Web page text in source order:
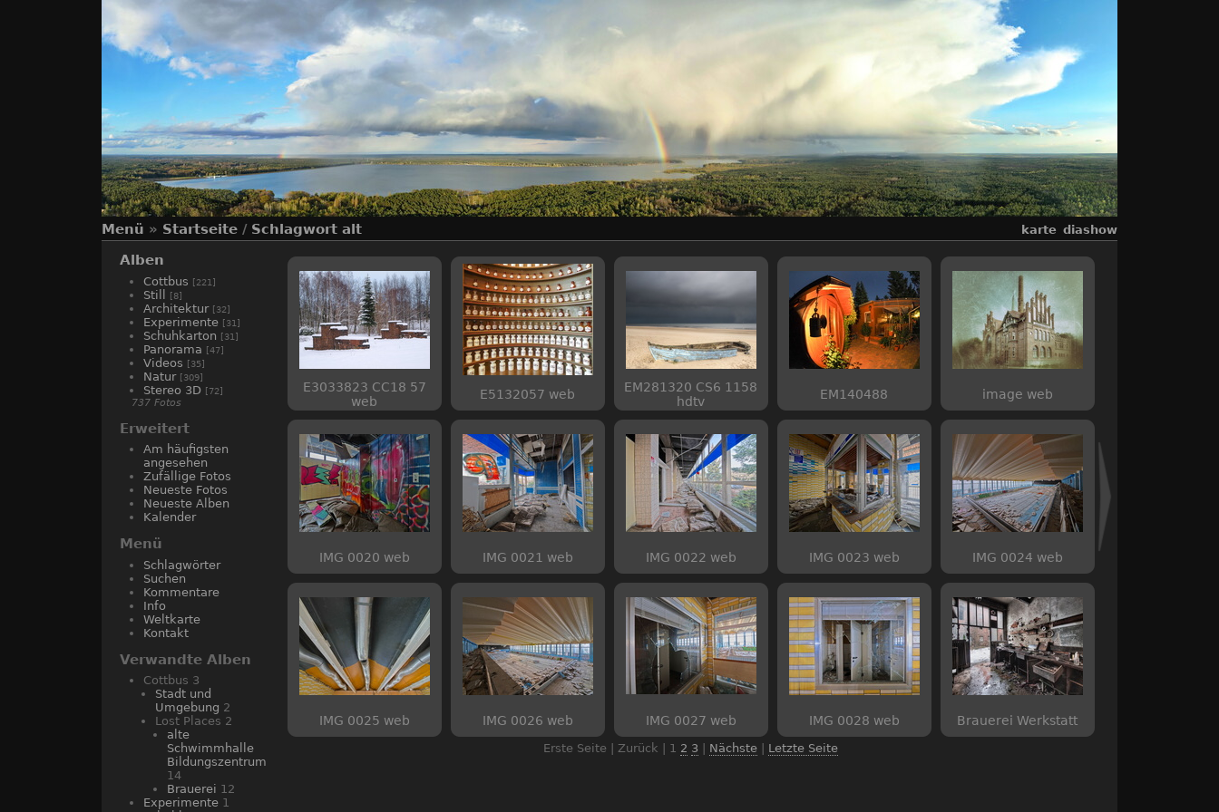
Menü » Startseite / Schlagwort alt karte diashow
Alben
Cottbus [221]
Still [8]
Architektur [32]
Experimente [31]
Schuhkarton [31]
Panorama [47]
Videos [35]
Natur [309]
Stereo 3D [72]
737 Fotos
Erweitert
Am häufigsten
angesehen
Zufällige Fotos
Neueste Fotos
Neueste Alben
Kalender
Menü
Schlagwörter
Suchen
Kommentare
Info
Weltkarte
Kontakt
Verwandte Alben
Cottbus 3
Stadt und
Umgebung 2
Lost Places 2
alte
Schwimmhalle
Bildungszentrum
14
Brauerei 12
Experimente 1
E3033823 CC18 57
web
E5132057 web
EM281320 CS6 1158
hdtv
EM140488 image web
IMG 0020 web IMG 0021 web IMG 0022 web IMG 0023 web IMG 0024 web
IMG 0025 web IMG 0026 web IMG 0027 web IMG 0028 web Brauerei Werkstatt
Erste Seite | Zurück | 1 2 3 Nächste Letzte Seite